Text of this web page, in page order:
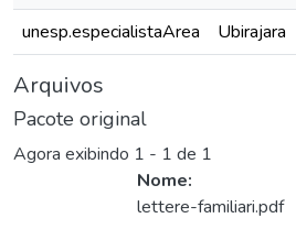
unesp.especialistaArea
Ubirajara
Arquivos
Pacote original
Agora exibindo 1 - 1 de 1
Nome:
lettere-familiari.pdf